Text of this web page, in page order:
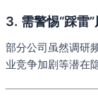
3. 需警惕“踩雷
部分公司虽然调研
业竞争加剧等潜在